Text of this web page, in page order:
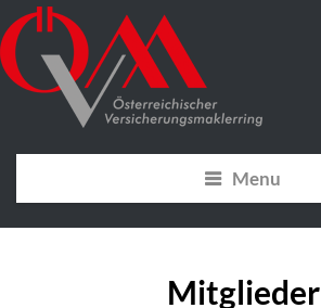
Menu
Mitglieder